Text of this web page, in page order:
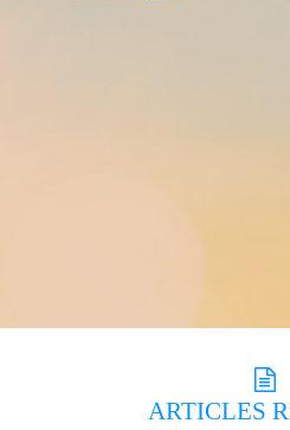
ARTICLES